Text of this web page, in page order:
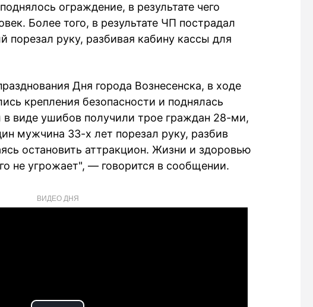
ограждение, в результате чего
Более того, в результате ЧП пострадал
руку, разбивая кабину кассы для
Дня города Вознесенска, в ходе
крепления безопасности и поднялась
в виде ушибов получили трое граждан 28-ми,
мужчина 33-х лет порезал руку, разбив
остановить аттракцион. Жизни и здоровью
не угрожает", — говорится в сообщении.
ВИДЕО ДНЯ